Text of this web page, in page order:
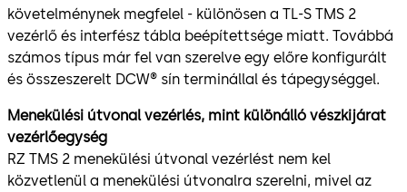
követelménynek megfelel - különösen a TL-S TMS 2
vezérlő és interfész tábla beépítettsége miatt. Továbbá
számos típus már fel van szerelve egy előre konfigurált
és összeszerelt DCW® sín terminállal és tápegységgel.
Menekülési útvonal vezérlés, mint különálló vészkijárat
vezérlőegység
RZ TMS 2 menekülési útvonal vezérlést nem kel
közvetlenül a menekülési útvonalra szerelni, mivel az